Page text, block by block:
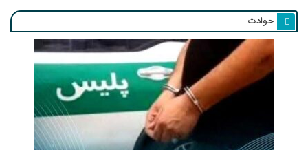
حوادث